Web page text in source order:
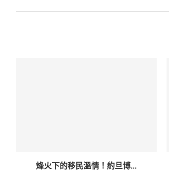
烽火下的移民溫情！約旦博...